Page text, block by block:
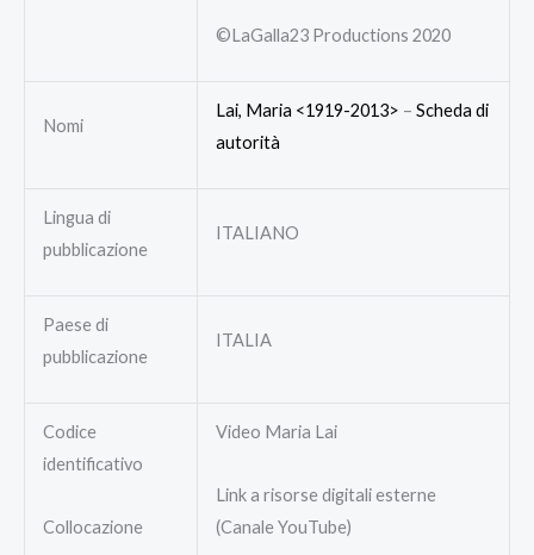
©LaGalla23 Productions 2020
Nomi
Lai, Maria <1919-2013> – Scheda di
autorità
Lingua di
pubblicazione
ITALIANO
Paese di
pubblicazione
ITALIA
Codice
identificativo
Collocazione
Video Maria Lai
Link a risorse digitali esterne
(Canale YouTube)